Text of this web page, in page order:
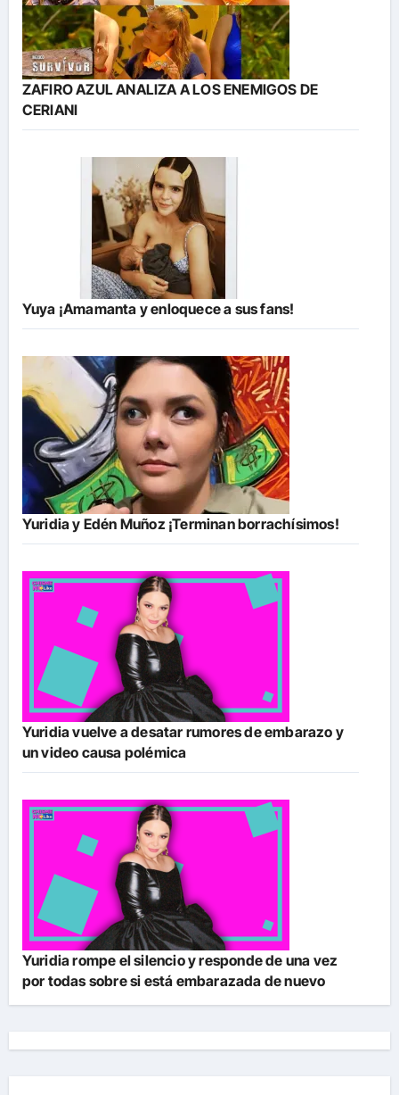
ZAFIRO AZUL ANALIZA A LOS ENEMIGOS DE
CERIANI
Yuya ¡Amamanta y enloquece a sus fans!
Yuridia y Edén Muñoz ¡Terminan borrachísimos!
Yuridia vuelve a desatar rumores de embarazo y
un video causa polémica
Yuridia rompe el silencio y responde de una vez
por todas sobre si está embarazada de nuevo